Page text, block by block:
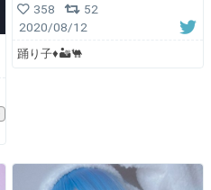
358
52
2020/08/12
踊り子♦️🏜🐫